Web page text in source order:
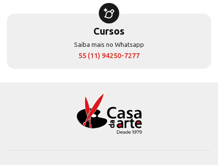
Cursos
Saiba mais no Whatsapp
55 (11) 94250-7277